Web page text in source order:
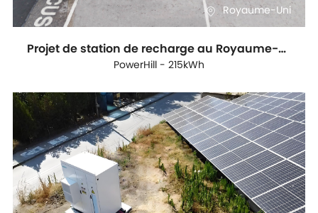
Royaume-Uni
Projet de station de recharge au Royaume-Uni
PowerHill - 215kWh